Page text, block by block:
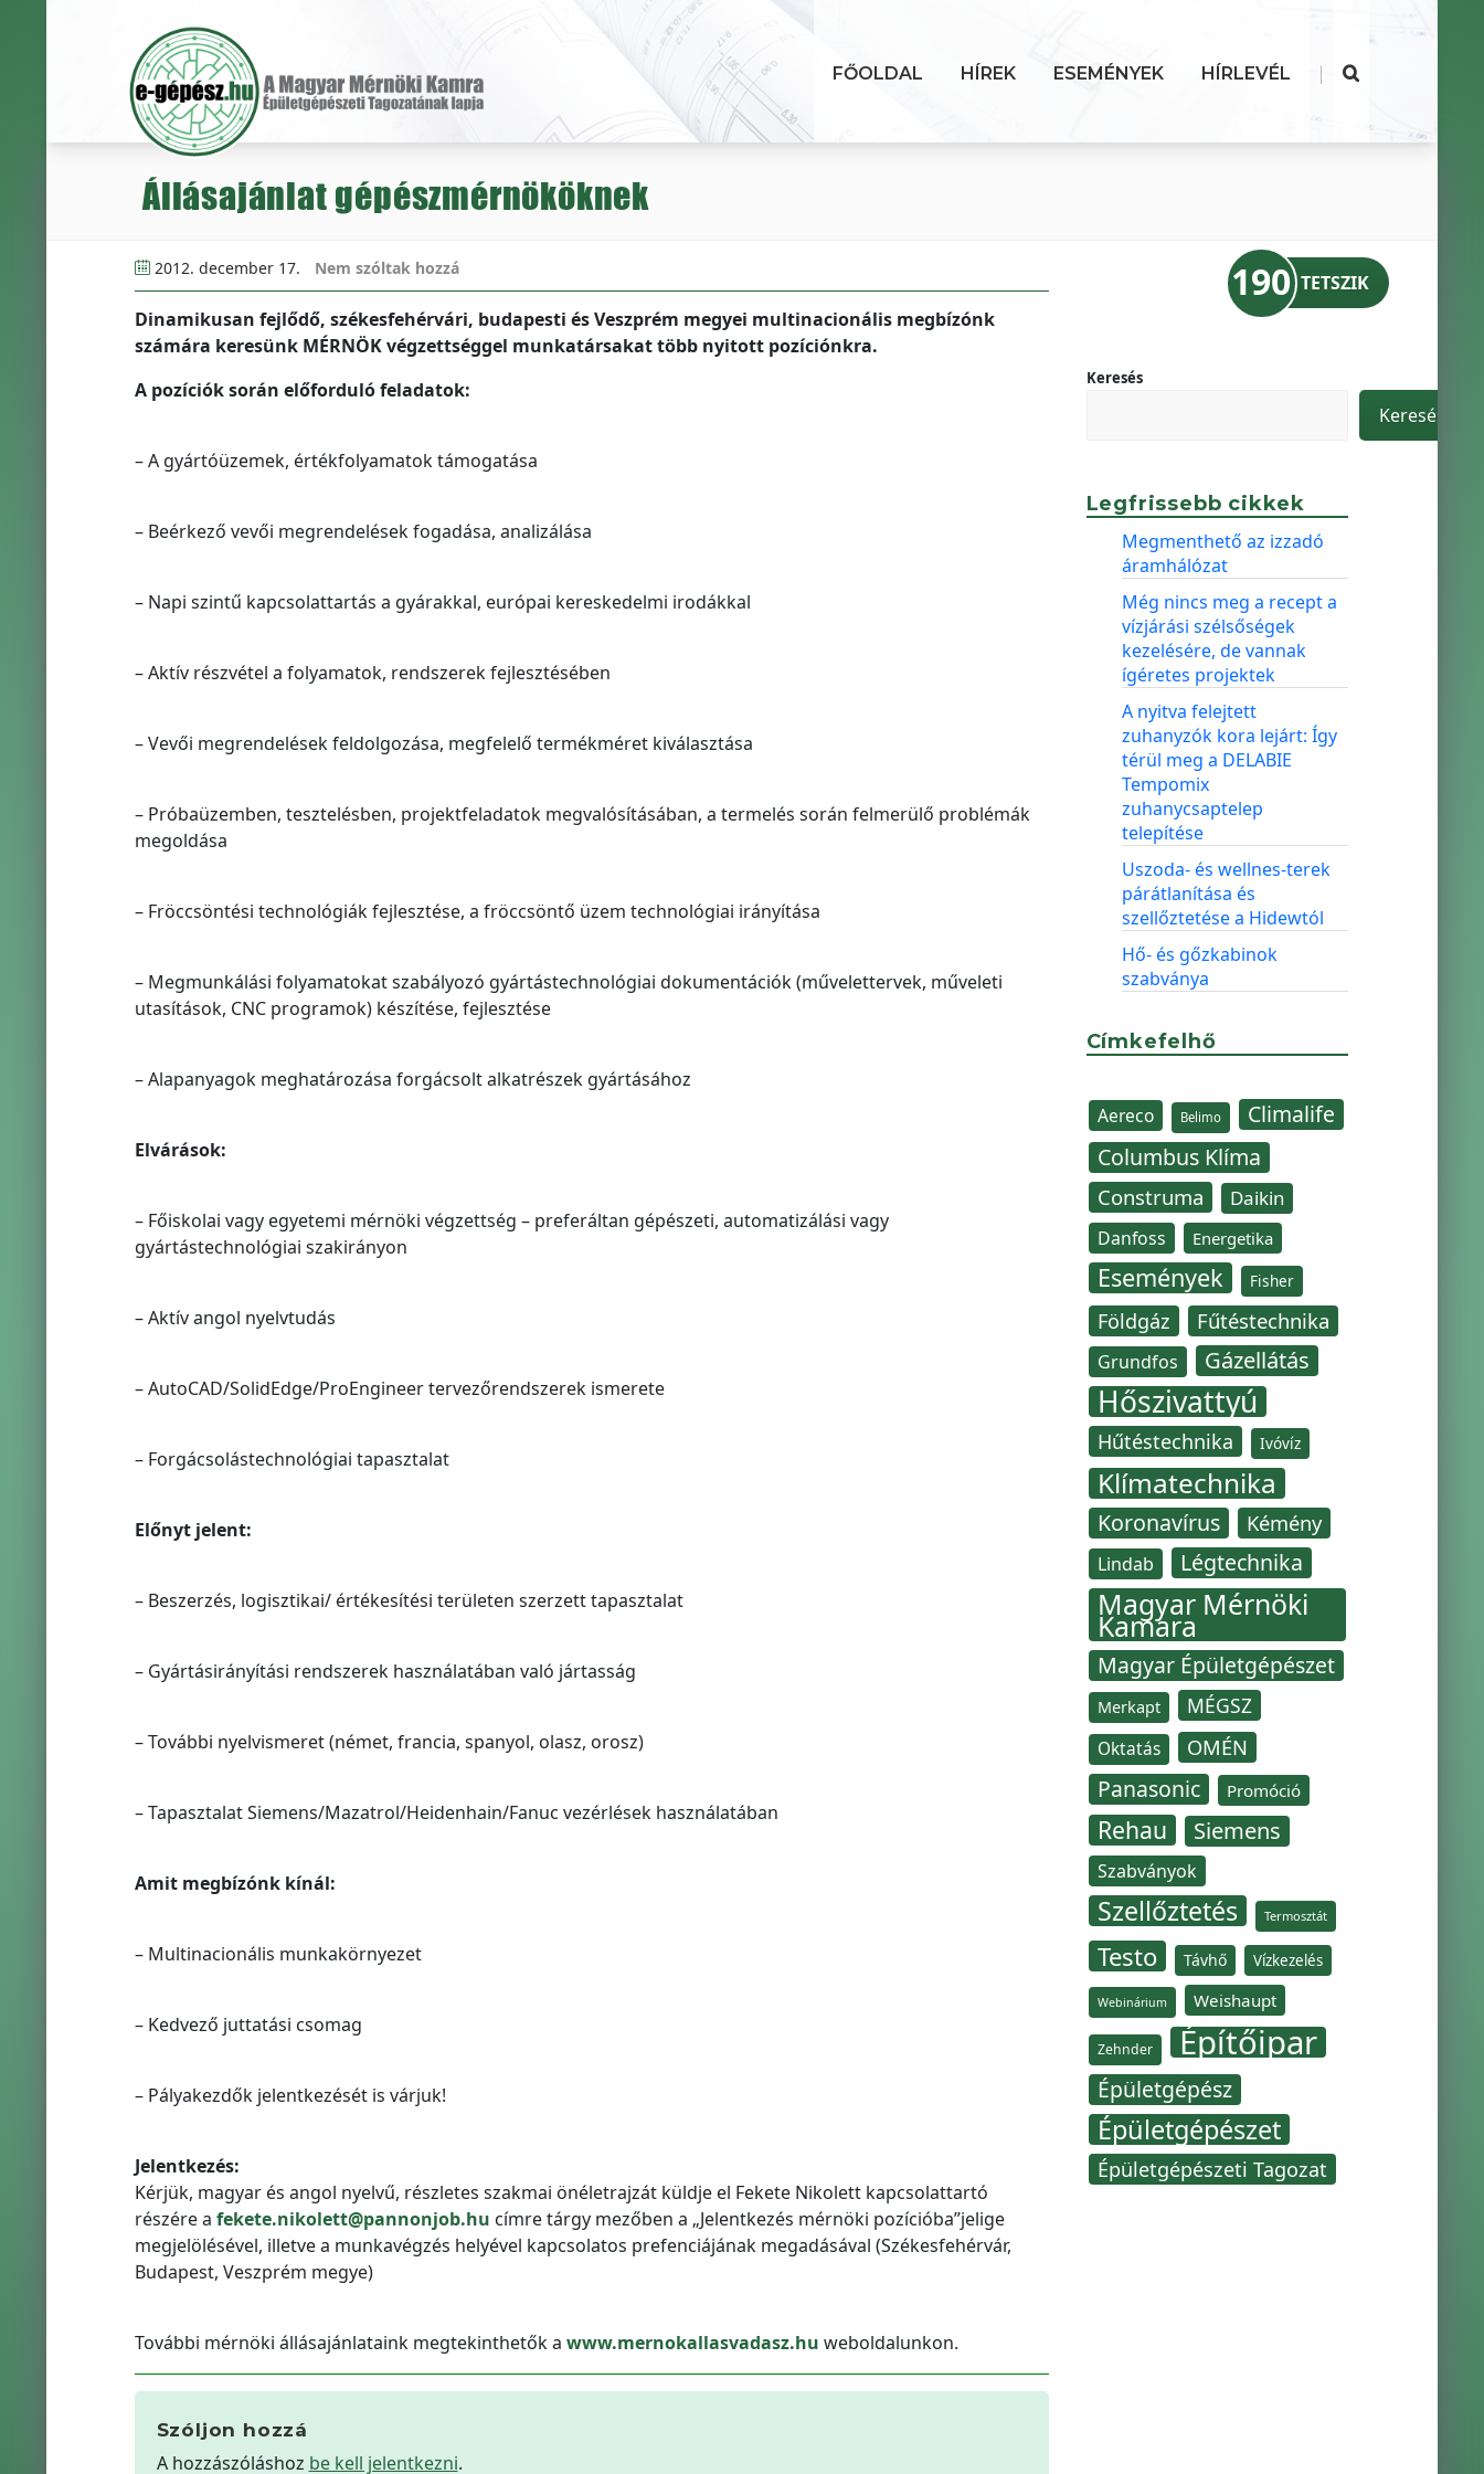
FŐOLDAL HÍREK ESEMÉNYEK HÍRLEVÉL |
Állásajánlat gépészmérnököknek
2012. december 17. Nem szóltak hozzá
Dinamikusan fejlődő, székesfehérvári, budapesti és Veszprém megyei multinacionális megbízónk
számára keresünk MÉRNÖK végzettséggel munkatársakat több nyitott pozíciónkra.
A pozíciók során előforduló feladatok:
– A gyártóüzemek, értékfolyamatok támogatása
– Beérkező vevői megrendelések fogadása, analizálása
– Napi szintű kapcsolattartás a gyárakkal, európai kereskedelmi irodákkal
– Aktív részvétel a folyamatok, rendszerek fejlesztésében
– Vevői megrendelések feldolgozása, megfelelő termékméret kiválasztása
– Próbaüzemben, tesztelésben, projektfeladatok megvalósításában, a termelés során felmerülő problémák
megoldása
– Fröccsöntési technológiák fejlesztése, a fröccsöntő üzem technológiai irányítása
– Megmunkálási folyamatokat szabályozó gyártástechnológiai dokumentációk (művelettervek, műveleti
utasítások, CNC programok) készítése, fejlesztése
– Alapanyagok meghatározása forgácsolt alkatrészek gyártásához
Elvárások:
– Főiskolai vagy egyetemi mérnöki végzettség – preferáltan gépészeti, automatizálási vagy
gyártástechnológiai szakirányon
– Aktív angol nyelvtudás
– AutoCAD/SolidEdge/ProEngineer tervezőrendszerek ismerete
– Forgácsolástechnológiai tapasztalat
Előnyt jelent:
– Beszerzés, logisztikai/ értékesítési területen szerzett tapasztalat
– Gyártásirányítási rendszerek használatában való jártasság
– További nyelvismeret (német, francia, spanyol, olasz, orosz)
– Tapasztalat Siemens/Mazatrol/Heidenhain/Fanuc vezérlések használatában
Amit megbízónk kínál:
– Multinacionális munkakörnyezet
– Kedvező juttatási csomag
– Pályakezdők jelentkezését is várjuk!
Jelentkezés:
Kérjük, magyar és angol nyelvű, részletes szakmai önéletrajzát küldje el Fekete Nikolett kapcsolattartó
részére a fekete.nikolett@pannonjob.hu címre tárgy mezőben a „Jelentkezés mérnöki pozícióba”jelige
megjelölésével, illetve a munkavégzés helyével kapcsolatos prefenciájának megadásával (Székesfehérvár,
Budapest, Veszprém megye)
További mérnöki állásajánlataink megtekinthetők a www.mernokallasvadasz.hu weboldalunkon.
Szóljon hozzá
A hozzászóláshoz be kell jelentkezni.
190 TETSZIK
Keresés
Keresés
Legfrissebb cikkek
Megmenthető az izzadó
áramhálózat
Még nincs meg a recept a
vízjárási szélsőségek
kezelésére, de vannak
ígéretes projektek
A nyitva felejtett
zuhanyzók kora lejárt: Így
térül meg a DELABIE
Tempomix
zuhanycsaptelep
telepítése
Uszoda- és wellnes-terek
párátlanítása és
szellőztetése a Hidewtól
Hő- és gőzkabinok
szabványa
Címkefelhő
Aereco Belimo
Climalife
Columbus Klíma
Construma Daikin
Danfoss Energetika
Események Fisher
Földgáz Fűtéstechnika
Grundfos Gázellátás
Hőszivattyú
Hűtéstechnika Ivóvíz
Klímatechnika
Koronavírus Kémény
Lindab Légtechnika
Magyar Mérnöki
Kamara
Magyar Épületgépészet
Merkapt MÉGSZ
Oktatás OMÉN
Panasonic Promóció
Rehau Siemens
Szabványok
Szellőztetés Termosztát
Testo Távhő Vízkezelés
Webinárium Weishaupt
Zehnder Építőipar
Épületgépész
Épületgépészet
Épületgépészeti Tagozat